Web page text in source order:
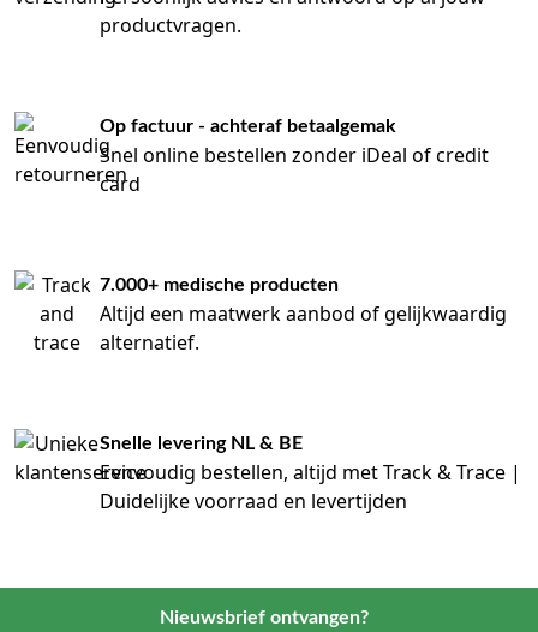
productvragen.
Op factuur - achteraf betaalgemak
Snel online bestellen zonder iDeal of credit
card
7.000+ medische producten
Altijd een maatwerk aanbod of gelijkwaardig
alternatief.
Snelle levering NL & BE
Eenvoudig bestellen, altijd met Track & Trace |
Duidelijke voorraad en levertijden
Nieuwsbrief ontvangen?